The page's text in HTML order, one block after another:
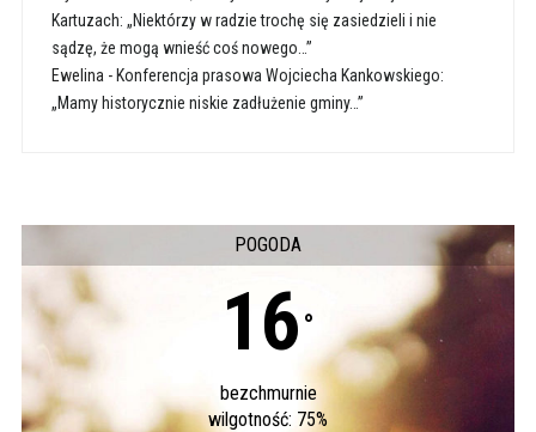
Kartuzach: „Niektórzy w radzie trochę się zasiedzieli i nie
sądzę, że mogą wnieść coś nowego…”
Ewelina - Konferencja prasowa Wojciecha Kankowskiego:
„Mamy historycznie niskie zadłużenie gminy…”
POGODA
16 °
bezchmurnie
wilgotność: 75%